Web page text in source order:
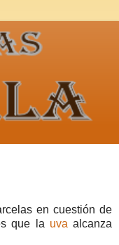
en cuestión de
que la uva alcanza